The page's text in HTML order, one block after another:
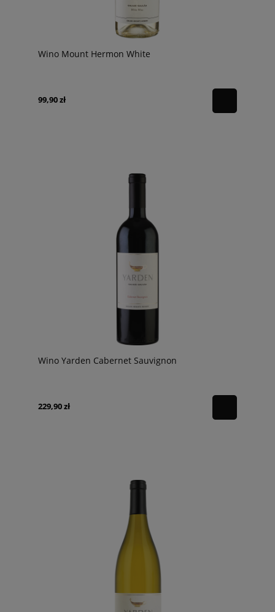
Wino Mount Hermon White
99,90 zł
Wino Yarden Cabernet Sauvignon
229,90 zł